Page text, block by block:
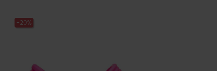
-20%